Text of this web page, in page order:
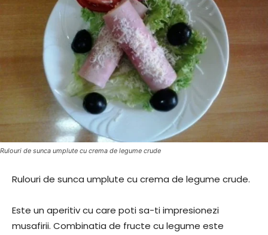
Rulouri de sunca umplute cu crema de legume crude
Rulouri de sunca umplute cu crema de legume crude.
Este un aperitiv cu care poti sa-ti impresionezi
musafirii. Combinatia de fructe cu legume este